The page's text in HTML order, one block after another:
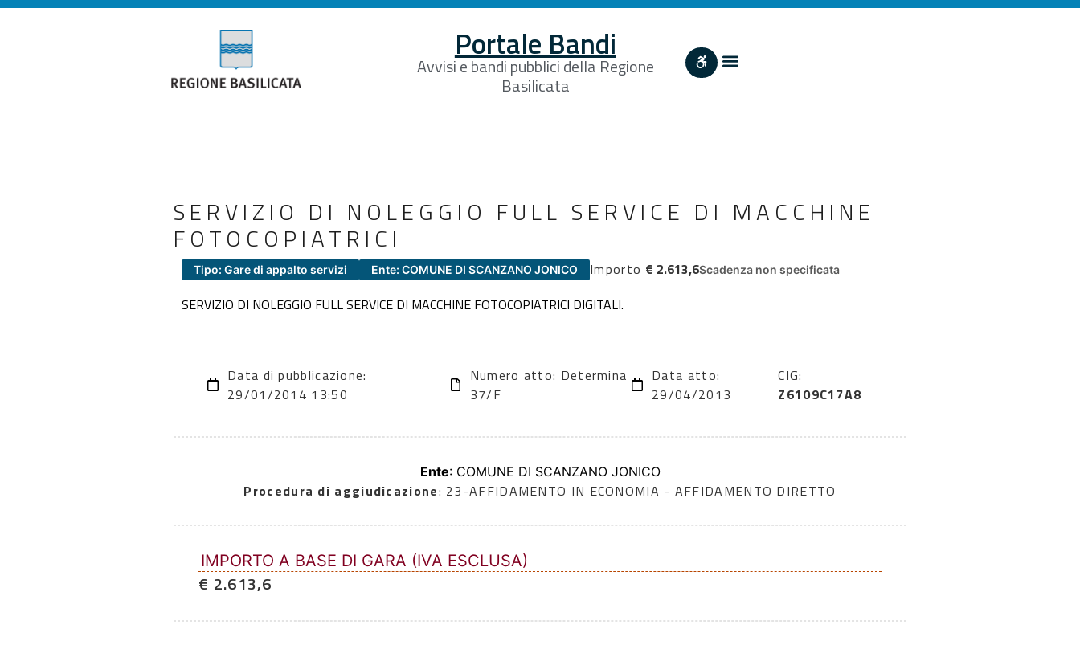
Portale Bandi
Avvisi e bandi pubblici della Regione
Basilicata
SERVIZIO DI NOLEGGIO FULL SERVICE DI MACCHINE
FOTOCOPIATRICI
Tipo: Gare di appalto servizi Ente: COMUNE DI SCANZANO JONICO Importo € 2.613,6Scadenza non specificata
SERVIZIO DI NOLEGGIO FULL SERVICE DI MACCHINE FOTOCOPIATRICI DIGITALI.
Data di pubblicazione:
29/01/2014 13:50
Numero atto: Determina
37/F
Data atto:
29/04/2013
CIG:
Z6109C17A8
Ente: COMUNE DI SCANZANO JONICO
Procedura di aggiudicazione: 23-AFFIDAMENTO IN ECONOMIA - AFFIDAMENTO DIRETTO
IMPORTO A BASE DI GARA (IVA ESCLUSA)
€ 2.613,6